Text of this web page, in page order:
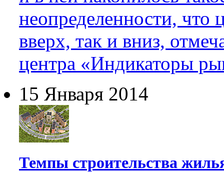
неопределенности, что
вверх, так и вниз,
центра «Индикаторы
15 Января 2014
Темпы строительства